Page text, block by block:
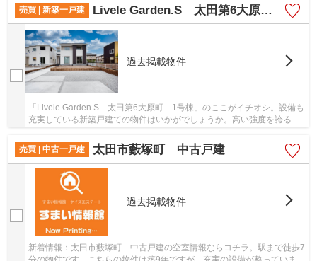
売買 | 新築一戸建
Livele Garden.S 太田第6大原町 3号棟
過去掲載物件
「Livele Garden.S 太田第6大原町 1号棟」のここがイチオシ。設備も
充実している新築戸建ての物件はいかがでしょうか。高い強度を誇るベ
売買 | 中古一戸建
太田市藪塚町 中古戸建
過去掲載物件
新着情報：太田市藪塚町 中古戸建の空室情報ならコチラ。駅まで徒歩7